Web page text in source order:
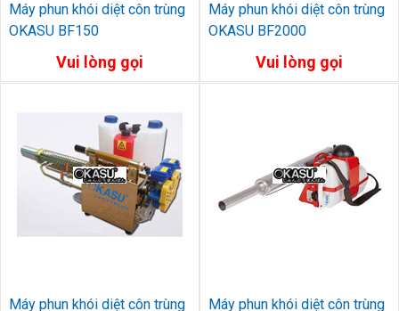
Máy phun khói diệt côn trùng
OKASU BF150
Vui lòng gọi
Máy phun khói diệt côn trùng
OKASU BF2000
Vui lòng gọi
Máy phun khói diệt côn trùng
Máy phun khói diệt côn trùng